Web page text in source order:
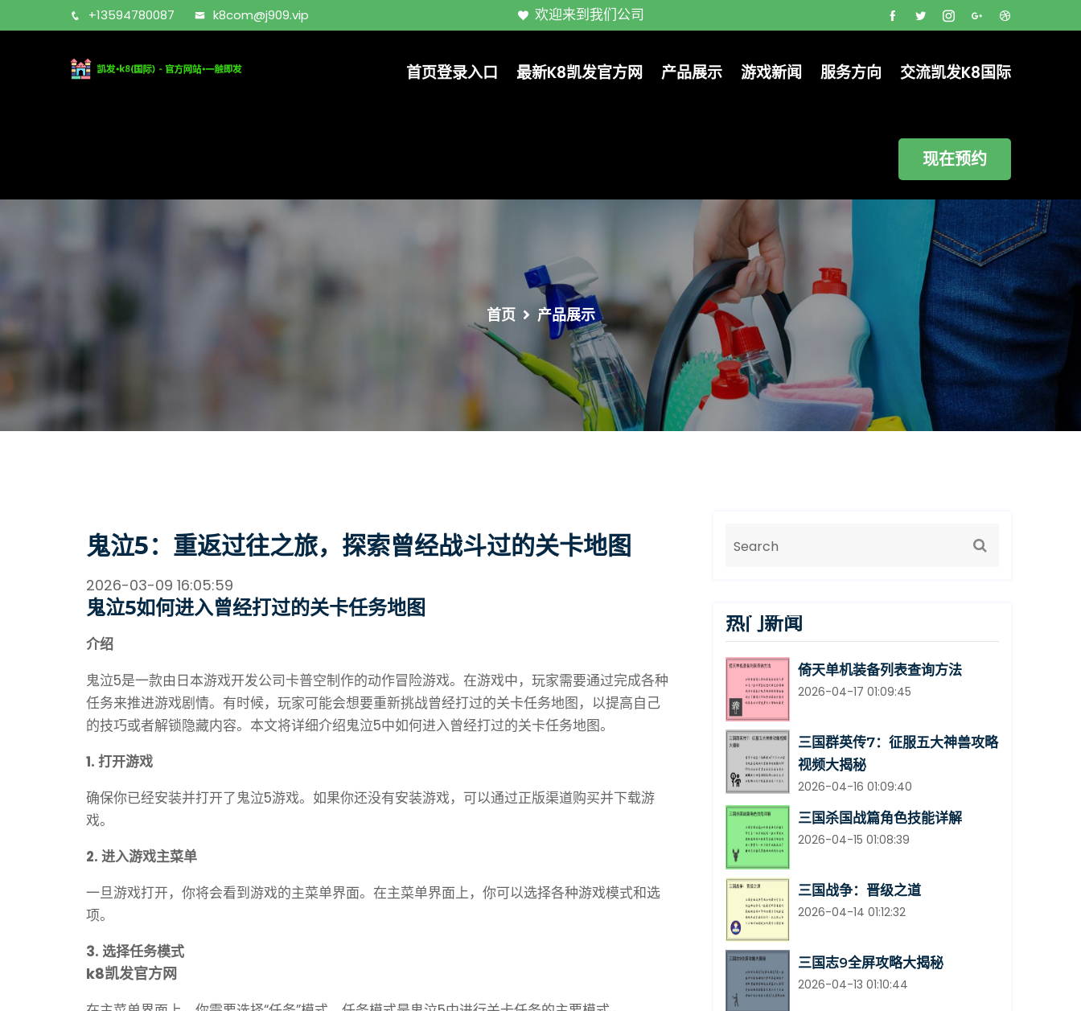
+13594780087 k8com@j909.vip 欢迎来到我们公司
首页登录入口 最新k8凯发官方网 产品展示 游戏新闻 服务方向 交流凯发k8国际
现在预约
首页 产品展示
鬼泣5：重返过往之旅，探索曾经战斗过的关卡地图
2026-03-09 16:05:59
鬼泣5如何进入曾经打过的关卡任务地图
介绍
鬼泣5是一款由日本游戏开发公司卡普空制作的动作冒险游戏。在游戏中，玩家需要通过完成各种
任务来推进游戏剧情。有时候，玩家可能会想要重新挑战曾经打过的关卡任务地图，以提高自己
的技巧或者解锁隐藏内容。本文将详细介绍鬼泣5中如何进入曾经打过的关卡任务地图。
1. 打开游戏
确保你已经安装并打开了鬼泣5游戏。如果你还没有安装游戏，可以通过正版渠道购买并下载游
戏。
2. 进入游戏主菜单
一旦游戏打开，你将会看到游戏的主菜单界面。在主菜单界面上，你可以选择各种游戏模式和选
项。
3. 选择任务模式
k8凯发官方网
热门新闻
倚天单机装备列表查询方法
2026-04-17 01:09:45
三国群英传7：征服五大神兽攻略
视频大揭秘
2026-04-16 01:09:40
三国杀国战篇角色技能详解
2026-04-15 01:08:39
三国战争：晋级之道
2026-04-14 01:12:32
三国志9全屏攻略大揭秘
2026-04-13 01:10:44